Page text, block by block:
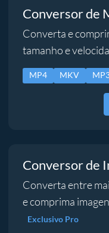
Conversor de
Converta e
tamanho e
MP4 MKV
Conversor de
Converta entre
e comprima
Exclusivo Pro